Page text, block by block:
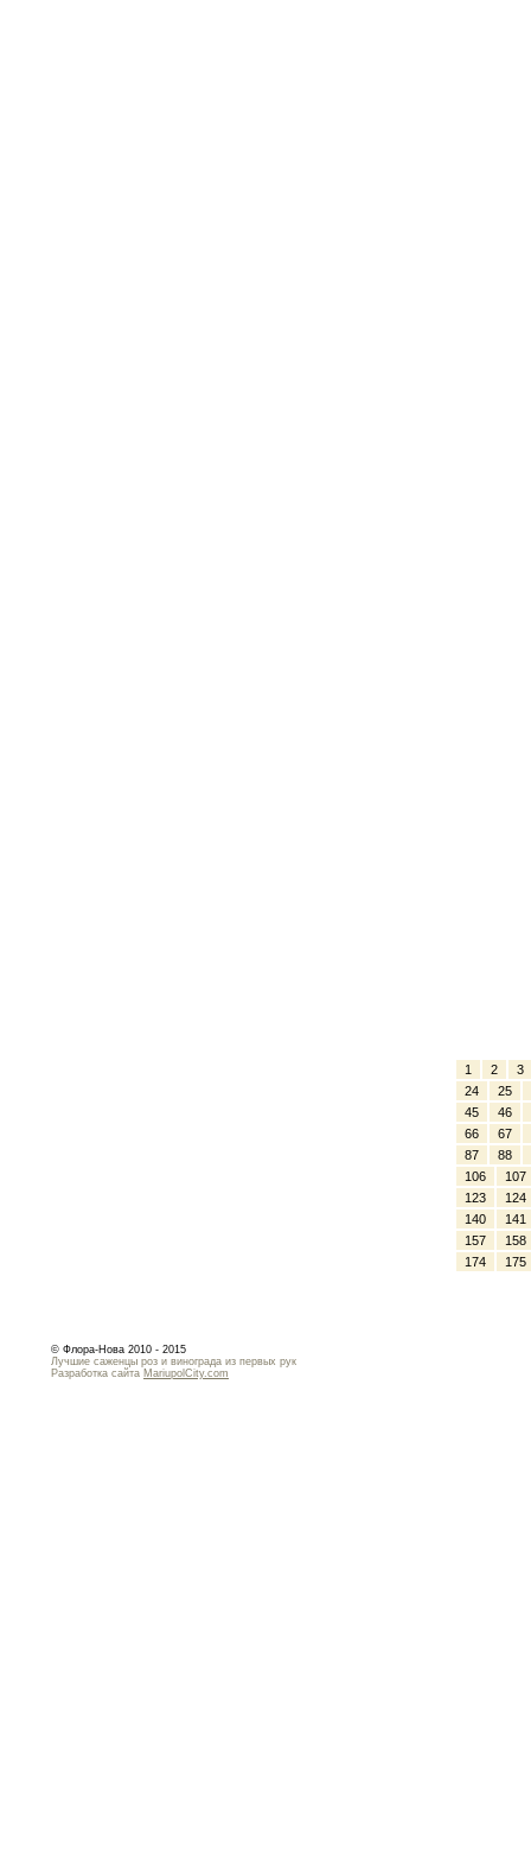
1 2
3
24
25
45
46
66
67
87
88
106
107
123
124
140
141
157
158
174
175
© Флора-Нова 2010 - 2015
Лучшие саженцы роз и винограда из первых рук
Разработка сайта MariupolCity.com